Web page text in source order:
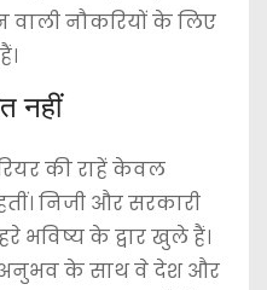
वाली नौकरियों के लिए
नहीं
की राहें केवल
निजी और सरकारी
भविष्य के द्वार खुले हैं।
अनुभव के साथ वे देश और